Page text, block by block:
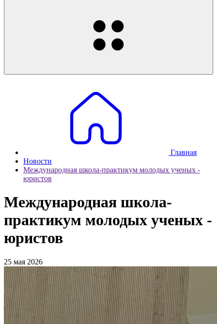
Главная
Новости
Международная школа-практикум молодых ученых -
юристов
Международная школа-
практикум молодых ученых -
юристов
25 мая 2026